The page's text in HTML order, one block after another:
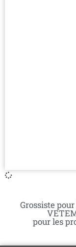
Grossiste
pour les